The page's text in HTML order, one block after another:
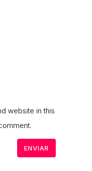
website in this